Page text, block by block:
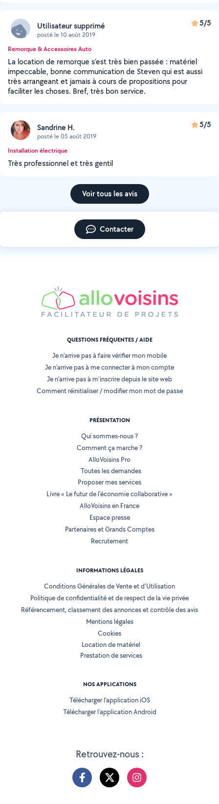
Utilisateur supprimé
posté le 10 août 2019
5/5
Remorque & Accessoires Auto
La location de remorque s’est très bien passée : matériel
impeccable, bonne communication de Steven qui est aussi
très arrangeant et jamais à cours de propositions pour
faciliter les choses. Bref, très bon service.
Sandrine H.
posté le 05 août 2019
5/5
Installation électrique
Très professionnel et très gentil
Voir tous les avis
Contacter
Retrouvez-nous :
QUESTIONS FRÉQUENTES / AIDE
Je n'arrive pas à faire vérifier mon mobile
Je n'arrive pas à me connecter à mon compte
Je n'arrive pas à m'inscrire depuis le site web
Comment réinitialiser / modifier mon mot de passe
PRÉSENTATION
Qui sommes-nous ?
Comment ça marche ?
AlloVoisins Pro
Toutes les demandes
Proposer mes services
Livre « Le futur de l'économie collaborative »
AlloVoisins en France
Espace presse
Partenaires et Grands Comptes
Recrutement
INFORMATIONS LÉGALES
Conditions Générales de Vente et d'Utilisation
Politique de confidentialité et de respect de la vie privée
Référencement, classement des annonces et contrôle des avis
Mentions légales
Cookies
Location de matériel
Prestation de services
NOS APPLICATIONS
Télécharger l’application iOS
Télécharger l’application Android